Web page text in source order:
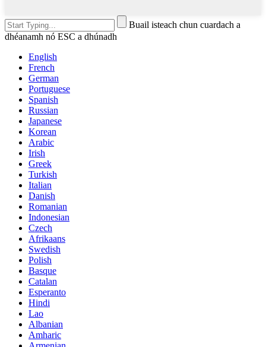
Buail isteach chun cuardach a
dhéanamh nó ESC a dhúnadh
English
French
German
Portuguese
Spanish
Russian
Japanese
Korean
Arabic
Irish
Greek
Turkish
Italian
Danish
Romanian
Indonesian
Czech
Afrikaans
Swedish
Polish
Basque
Catalan
Esperanto
Hindi
Lao
Albanian
Amharic